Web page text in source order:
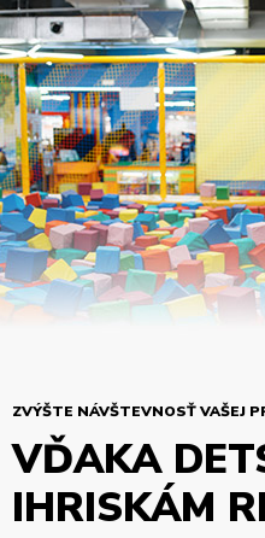
ZVÝŠTE NÁVŠTEVNOSŤ VAŠEJ
VĎAKA
IHRISKÁM